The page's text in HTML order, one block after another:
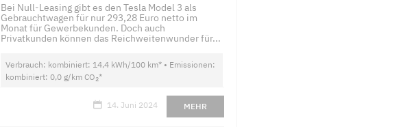
Bei Null-Leasing gibt es den Tesla Model 3 als
Gebrauchtwagen für nur 293,28 Euro netto im
Monat für Gewerbekunden. Doch auch
Privatkunden können das Reichweitenwunder für...
Verbrauch: kombiniert: 14,4 kWh/100 km* • Emissionen:
kombiniert: 0,0 g/km CO2*
14. Juni 2024 MEHR